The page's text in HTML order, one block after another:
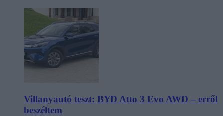
Villanyautó teszt: BYD Atto 3 Evo AWD – erről
beszéltem